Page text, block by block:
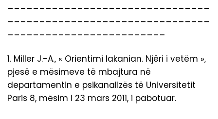
________________________________
________________________________
_________________________
1. Miller J.-A., « Orientimi lakanian. Njëri i vetëm »,
pjesë e mësimeve të mbajtura në
departamentin e psikanalizës të Universitetit
Paris 8, mësim i 23 mars 2011, i pabotuar.